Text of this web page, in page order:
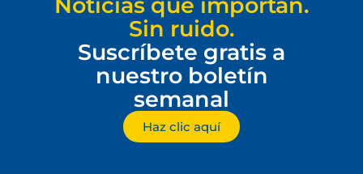
Sin ruido.
Suscríbete gratis a
nuestro boletín
semanal
Haz clic aquí